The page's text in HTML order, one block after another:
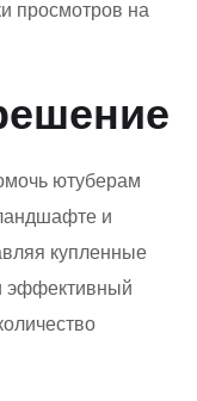
просмотров на
ютуберам
и
купленные
эффективный